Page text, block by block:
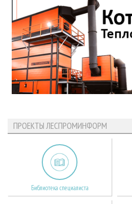
ПРОЕКТЫ ЛЕСПРОМИНФОРМ
Библиотека специалиста